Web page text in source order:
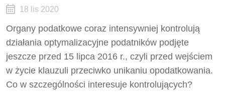
18 lis 2020
Organy podatkowe coraz intensywniej kontrolują
działania optymalizacyjne podatników podjęte
jeszcze przed 15 lipca 2016 r., czyli przed wejściem
w życie klauzuli przeciwko unikaniu opodatkowania.
Co w szczególności interesuje kontrolujących?